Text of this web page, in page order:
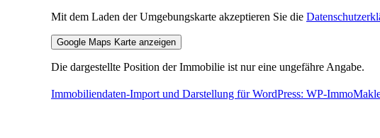
Mit dem Laden der Umgebungskarte akzeptieren Sie die
Google Maps Karte anzeigen
Die dargestellte Position der Immobilie ist nur eine ungefähre Angabe.
Immobiliendaten-Import und Darstellung für WordPress: WP-